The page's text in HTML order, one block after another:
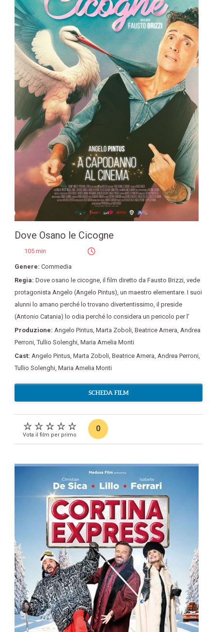
Dove Osano le Cicogne
105 min
Genere: Commedia
Regia: Dove osano le cicogne il film diretto da Fausto Brizzi vede
protagonista Angelo (Angelo Pintus) un maestro elementare. I suoi
alunni lo amano perché lo trovano divertentissimo il preside
(Antonio Catania) lo odia perché lo considera un pericolo per l’
Produzione: Angelo Pintus Marta Zoboli Beatrice Arnera Andrea
Perroni ,Tullio Solenghi Maria Amelia Monti
Cast: Angelo Pintus Marta Zoboli Beatrice Arnera Andrea Perroni
Tullio Solenghi Maria Amelia Monti
SCHEDA FILM
Vota il film per primo
0